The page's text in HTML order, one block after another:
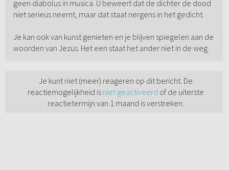
geen diabolus in musica. U beweert dat de dichter de dood
niet serieus neemt, maar dat staat nergens in het gedicht.
Je kan ook van kunst genieten en je blijven spiegelen aan de
woorden van Jezus. Het een staat het ander niet in de weg.
Je kunt niet (meer) reageren op dit bericht. De
reactiemogelijkheid is niet geactiveerd of de uiterste
reactietermijn van 1 maand is verstreken.